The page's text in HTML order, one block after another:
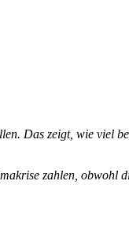
Das zeigt, wie viel
zahlen, obwohl